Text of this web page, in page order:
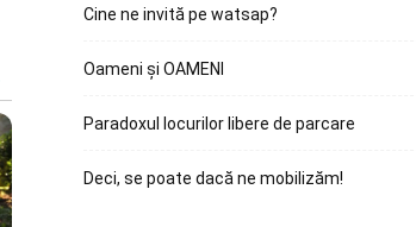
Cine ne invită pe watsap?
Oameni și OAMENI
Paradoxul locurilor libere de parcare
Deci, se poate dacă ne mobilizăm!